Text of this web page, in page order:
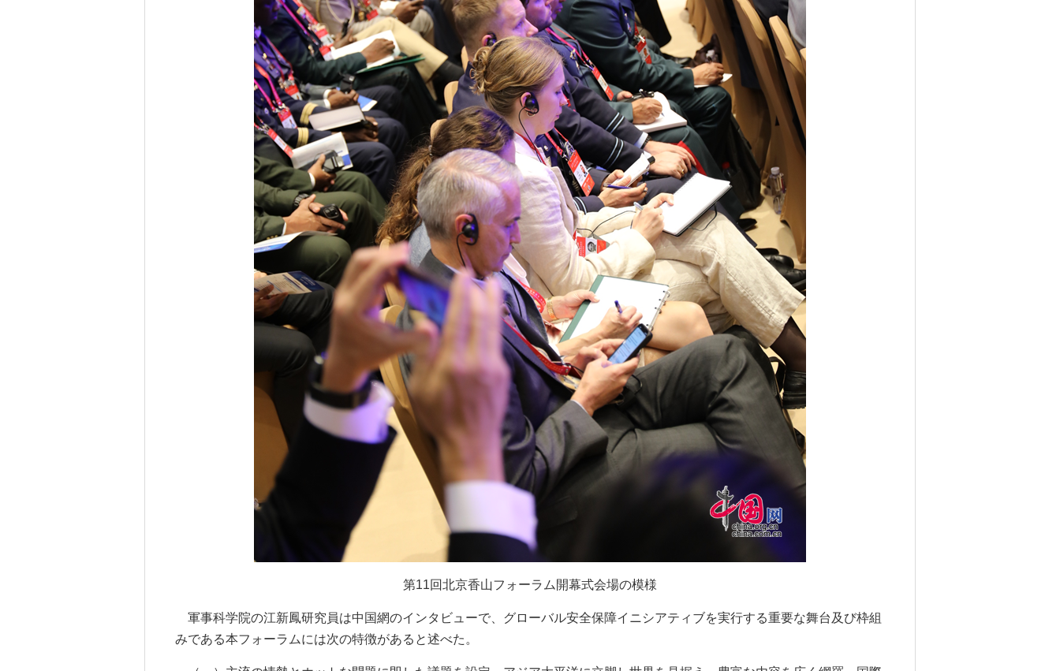
第11回北京香山フォーラム開幕式会場の模様
軍事科学院の江新鳳研究員は中国網のインタビューで、グローバル安全保障イニシアティブを実行する重要な舞台及び枠組
みである本フォーラムには次の特徴があると述べた。